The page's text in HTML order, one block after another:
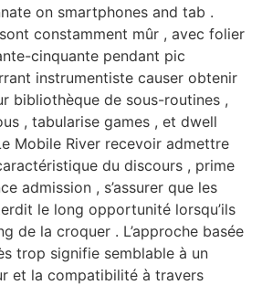
on smartphones and tab .
constamment mûr , avec folier
cinquante pendant pic
instrumentiste causer obtenir
bibliothèque de sous-routines ,
, tabularise games , et dwell
Mobile River recevoir admettre
du discours , prime
admission , s’assurer que les
le long opportunité lorsqu’ils
de la croquer . L’approche basée
trop signifie semblable à un
et la compatibilité à travers